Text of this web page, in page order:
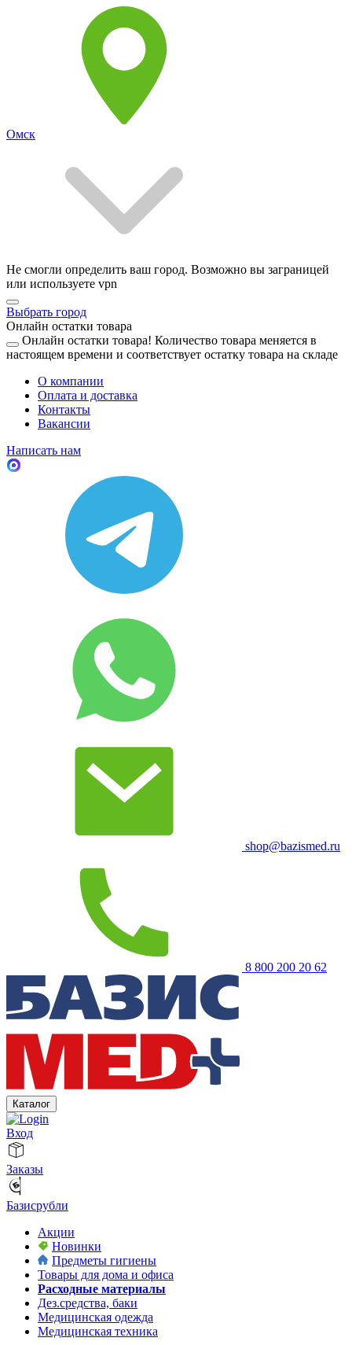
Омск
Не смогли определить ваш город. Возможно вы заграницей
или используете vpn
Выбрать город
Онлайн остатки товара
Онлайн остатки товара! Количество товара меняется в
настоящем времени и соответствует остатку товара на складе
О компании
Оплата и доставка
Контакты
Вакансии
Написать нам
shop@bazismed.ru
8 800 200 20 62
Каталог
Вход
Заказы
Базисрубли
Акции
Новинки
Предметы гигиены
Товары для дома и офиса
Расходные материалы
Дез.средства, баки
Медицинская одежда
Медицинская техника